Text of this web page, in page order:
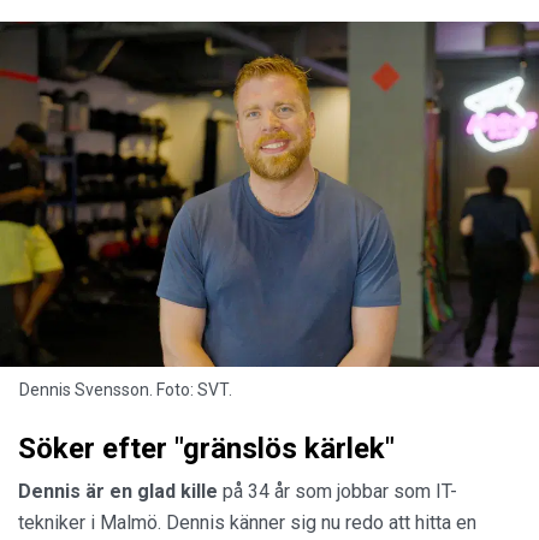
Dennis Svensson. Foto: SVT.
Söker efter "gränslös kärlek"
Dennis är en glad kille på 34 år som jobbar som IT-
tekniker i Malmö. Dennis känner sig nu redo att hitta en